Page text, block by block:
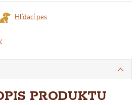
Hlídací pes
PRODUKTU